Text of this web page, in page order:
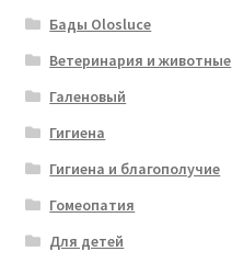
Бады Olosluce
Ветеринария и животные
Галеновый
Гигиена
Гигиена и благополучие
Гомеопатия
Для детей